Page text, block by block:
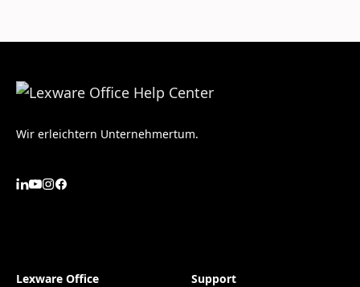
Wir erleichtern Unternehmertum.
Lexware Office Support